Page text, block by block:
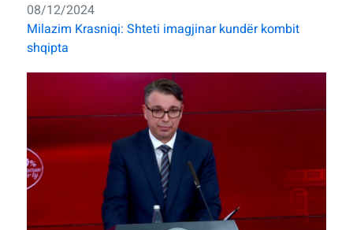
08/12/2024
Milazim Krasniqi: Shteti imagjinar kundër kombit
shqipta